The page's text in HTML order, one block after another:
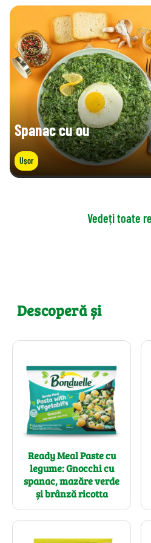
Spanac cu ou
Ușor
Vedeți toate
Descoperă și
Ready Meal Paste cu
legume: Gnocchi cu
spanac, mazăre verde
și brânză ricotta